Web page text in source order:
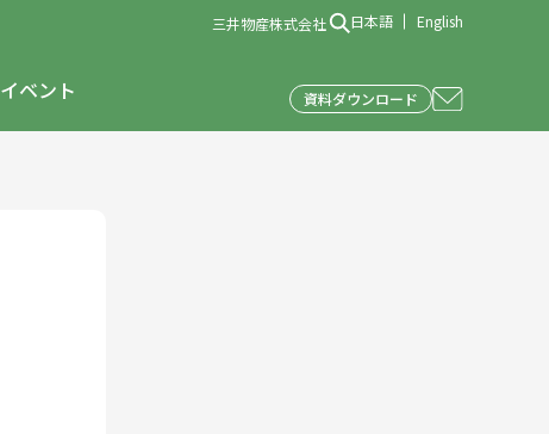
イベント 資料ダウンロード
三井物産株式会社 日本語 English